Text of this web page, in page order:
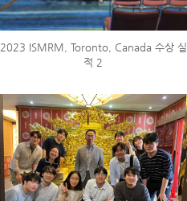
2023 ISMRM, Toronto, Canada 수상 실
적 2